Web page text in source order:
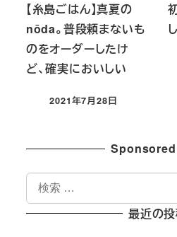
【糸島ごはん】真夏の
nōda。普段頼まないも
のをオーダーしたけ
ど、確実においしい
投稿日
2021年7月28日
検
索
最近の